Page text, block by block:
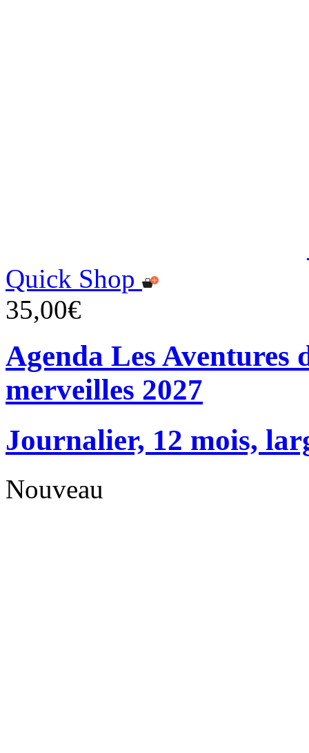
Quick Shop
35,00€
Agenda Les Aventures
merveilles 2027
Journalier, 12 mois,
Nouveau